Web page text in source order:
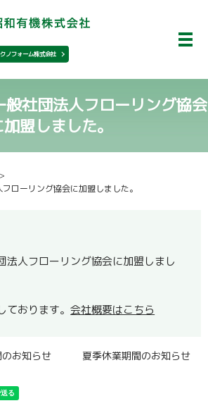
メ
社団法人フローリング協会
加盟しました。
ローリング協会に加盟しました。
法人フローリング協会に加盟しまし
ております。会社概要はこちら
お知らせ 夏季休業期間のお知らせ